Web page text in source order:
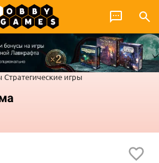
Стратегические игры